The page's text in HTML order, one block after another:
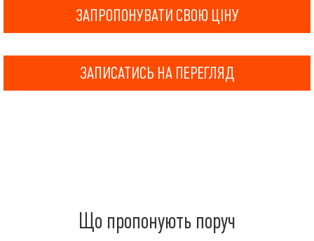
ЗАПРОПОНУВАТИ СВОЮ ЦІНУ
ЗАПИСАТИСЬ НА ПЕРЕГЛЯД
Що пропонують поруч